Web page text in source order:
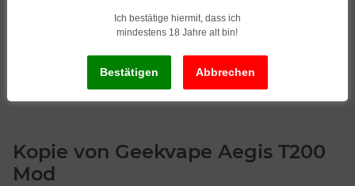
Kopie von Geekvape Aegis T200
Mod
Ich bestätige hiermit, dass ich
mindestens 18 Jahre alt bin!